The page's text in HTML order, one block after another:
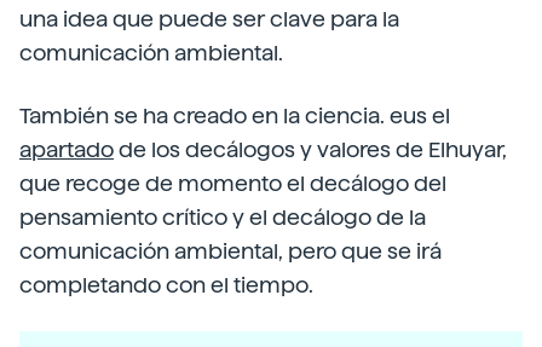
una idea que puede ser clave para la
comunicación ambiental.
También se ha creado en la ciencia. eus el
apartadode los decálogos y valores de Elhuyar,
que recoge de momento el decálogo del
pensamiento crítico y el decálogo de la
comunicación ambiental, pero que se irá
completando con el tiempo.